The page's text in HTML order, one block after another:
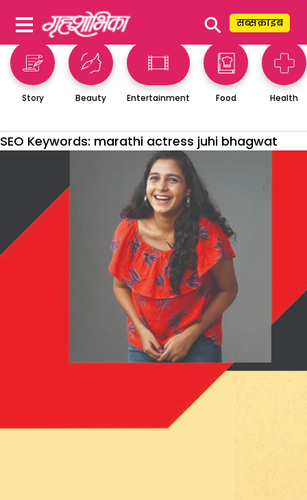
⚲ सब्सक्राइब
Story Beauty Entertainment Food Health
SEO Keywords: marathi actress juhi bhagwat